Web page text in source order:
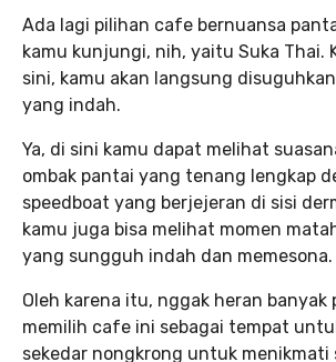
Ada lagi pilihan cafe bernuansa
kamu kunjungi, nih, yaitu Suka Thai.
sini, kamu akan langsung
yang indah.
Ya, di sini kamu dapat melihat
ombak pantai yang tenang lengkap
speedboat yang berjejeran di sisi
kamu juga bisa melihat momen
yang sungguh indah dan memesona.
Oleh karena itu, nggak heran banyak
memilih cafe ini sebagai tempat
sekedar nongkrong untuk menikmati